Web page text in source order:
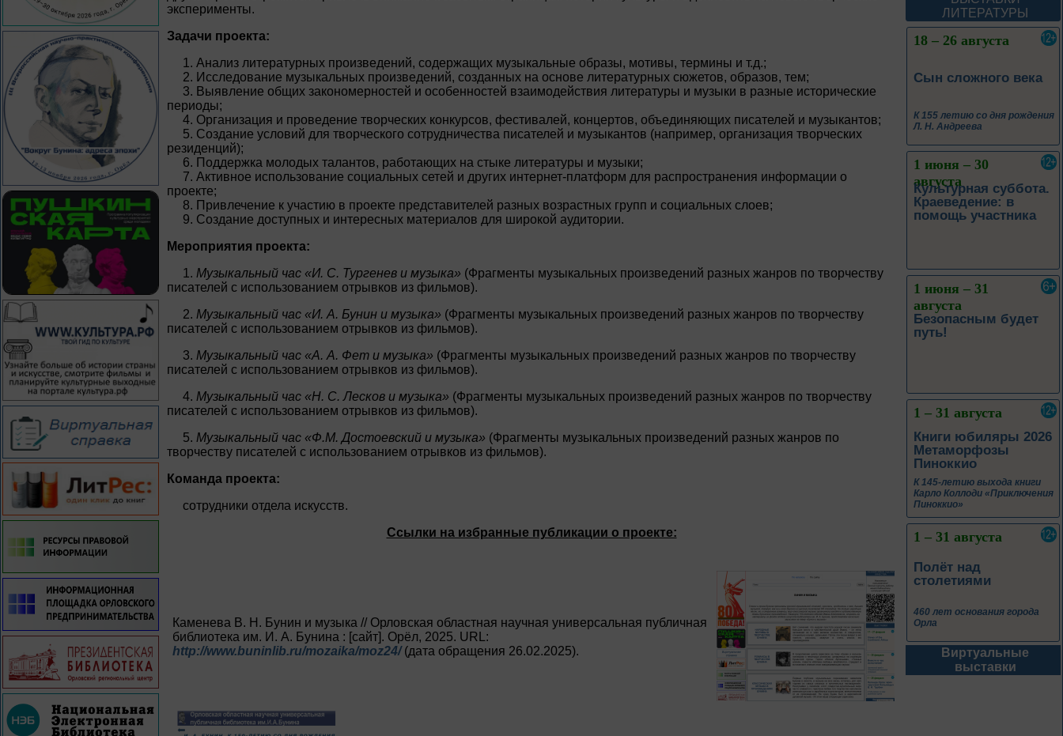
эксперименты.
Задачи проекта:
1. Анализ литературных произведений, содержащих музыкальные образы, мотивы, термины и т.д.;
2. Исследование музыкальных произведений, созданных на основе литературных сюжетов, образов, тем;
3. Выявление общих закономерностей и особенностей взаимодействия литературы и музыки в разные исторические
периоды;
4. Организация и проведение творческих конкурсов, фестивалей, концертов, объединяющих писателей и музыкантов;
5. Создание условий для творческого сотрудничества писателей и музыкантов (например, организация творческих
резиденций);
6. Поддержка молодых талантов, работающих на стыке литературы и музыки;
7. Активное использование социальных сетей и других интернет-платформ для распространения информации о
проекте;
8. Привлечение к участию в проекте представителей разных возрастных групп и социальных слоев;
9. Создание доступных и интересных материалов для широкой аудитории.
Мероприятия проекта:
1. Музыкальный час «И. С. Тургенев и музыка» (Фрагменты музыкальных произведений разных жанров по творчеству
писателей с использованием отрывков из фильмов).
2. Музыкальный час «И. А. Бунин и музыка» (Фрагменты музыкальных произведений разных жанров по творчеству
писателей с использованием отрывков из фильмов).
3. Музыкальный час «А. А. Фет и музыка» (Фрагменты музыкальных произведений разных жанров по творчеству
писателей с использованием отрывков из фильмов).
4. Музыкальный час «Н. С. Лесков и музыка» (Фрагменты музыкальных произведений разных жанров по творчеству
писателей с использованием отрывков из фильмов).
5. Музыкальный час «Ф.М. Достоевский и музыка» (Фрагменты музыкальных произведений разных жанров по
творчеству писателей с использованием отрывков из фильмов).
Команда проекта:
сотрудники отдела искусств.
Ссылки на избранные публикации о проекте:
Каменева В. Н. Бунин и музыка // Орловская областная научная универсальная публичная
библиотека им. И. А. Бунина : [сайт]. Орёл, 2025. URL:
http://www.buninlib.ru/mozaika/moz24/ (дата обращения 26.02.2025).
ЛИТЕРАТУРЫ
Вальтера Скотта
18 – 26 августа
Сын сложного века
К 155 летию со дня рождения
Л. Н. Андреева
1 июня – 30
августа
Культурная суббота.
Краеведение: в
помощь участника
1 июня – 31
августа
Безопасным будет
путь!
1 – 31 августа
Книги юбиляры 2026
Метаморфозы
Пиноккио
К 145-летию выхода книги
Карло Коллоди «Приключения
Пиноккио»
1 – 31 августа
Полёт над
столетиями
460 лет основания города
Орла
1 – 31 августа
Виртуальные
выставки